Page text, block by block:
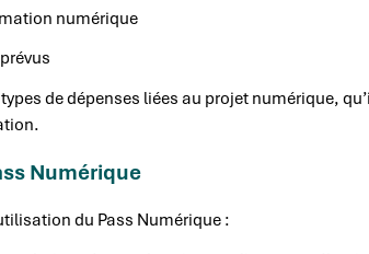
numérique
de dépenses liées au projet numérique,
Numérique
du Pass Numérique :